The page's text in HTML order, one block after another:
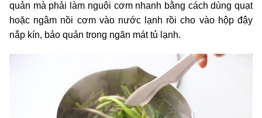
quản mà phải làm nguội cơm nhanh bằng cách dùng quạt
hoặc ngâm nồi cơm vào nước lạnh rồi cho vào hộp đậy
nắp kín, bảo quản trong ngăn mát tủ lạnh.